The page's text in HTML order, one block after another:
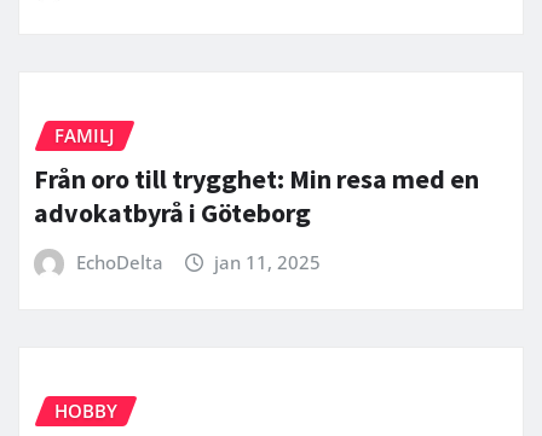
FAMILJ
Från oro till trygghet: Min resa med en
advokatbyrå i Göteborg
EchoDelta jan 11, 2025
HOBBY